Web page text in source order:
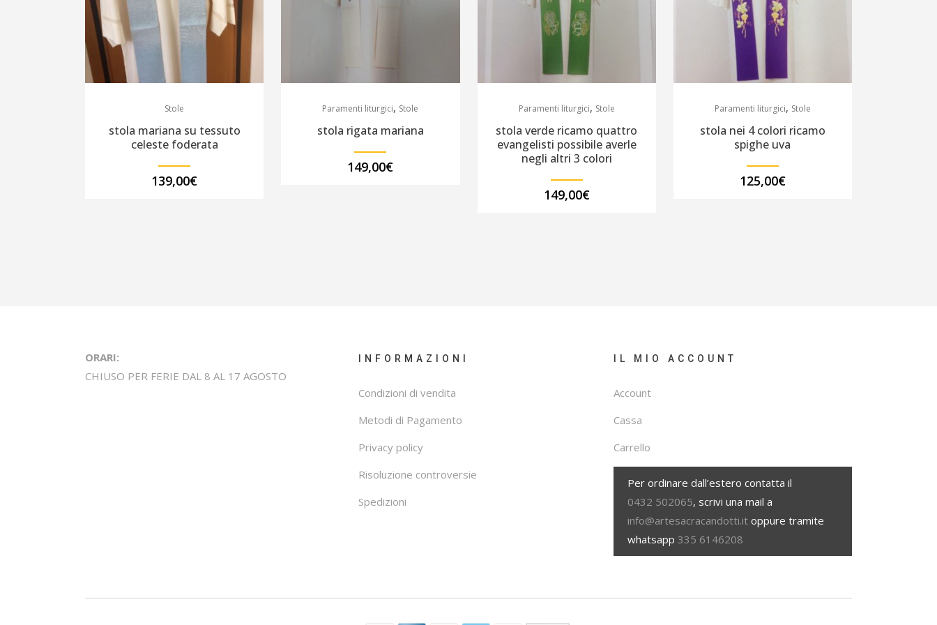
quantity
Stole
stola mariana su tessuto
celeste foderata
139,00€
Paramenti liturgici, Stole
stola rigata mariana
149,00€
Paramenti liturgici, Stole
stola verde ricamo quattro
evangelisti possibile averle
negli altri 3 colori
149,00€
Paramenti liturgici, Stole
stola nei 4 colori ricamo
spighe uva
125,00€
ORARI:
CHIUSO PER FERIE DAL 8 AL 17 AGOSTO
INFORMAZIONI
Condizioni di vendita
Metodi di Pagamento
Privacy policy
Risoluzione controversie
Spedizioni
IL MIO ACCOUNT
Account
Cassa
Carrello
Per ordinare dall’estero contatta il
0432 502065, scrivi una mail a
info@artesacracandotti.it oppure tramite
whatsapp335 6146208